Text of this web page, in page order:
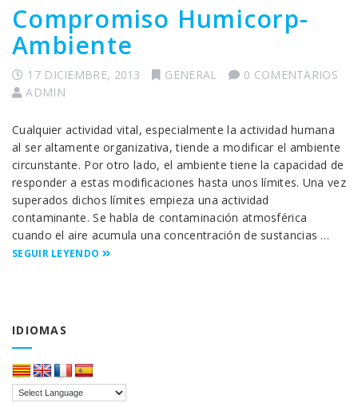
Compromiso Humicorp-
Ambiente
17 DICIEMBRE, 2013 GENERAL
0 COMENTARIOS
ADMIN
Cualquier actividad vital, especialmente la actividad humana
al ser altamente organizativa, tiende a modificar el ambiente
circunstante. Por otro lado, el ambiente tiene la capacidad de
responder a estas modificaciones hasta unos límites. Una vez
superados dichos límites empieza una actividad
contaminante. Se habla de contaminación atmosférica
cuando el aire acumula una concentración de sustancias …
SEGUIR LEYENDO
IDIOMAS